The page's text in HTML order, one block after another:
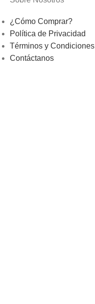
¿Cómo Comprar?
Política de Privacidad
Términos y Condiciones
Contáctanos